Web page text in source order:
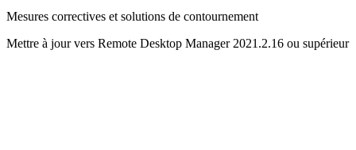
Mesures correctives et solutions de contournement
Mettre à jour vers Remote Desktop Manager 2021.2.16 ou supérieur